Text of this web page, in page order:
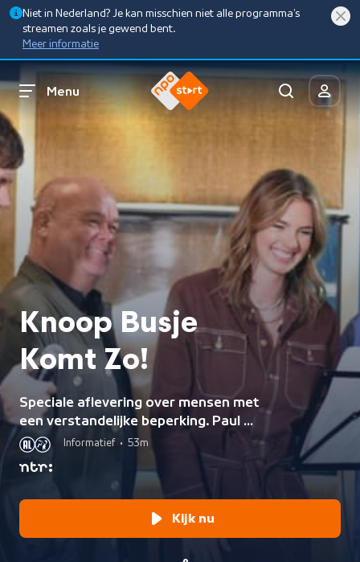
Niet in Nederland? Je kan misschien niet alle programma’s
streamen zoals je gewend bent.
Meer informatie
Menu
Knoop Busje
Komt Zo!
Speciale aflevering over mensen met
een verstandelijke beperking. Paul de
Leeuw reist door het land met o.a.
Frans Bauer, Maan en Simon Keizer.
Informatief • 53m
Kijk nu